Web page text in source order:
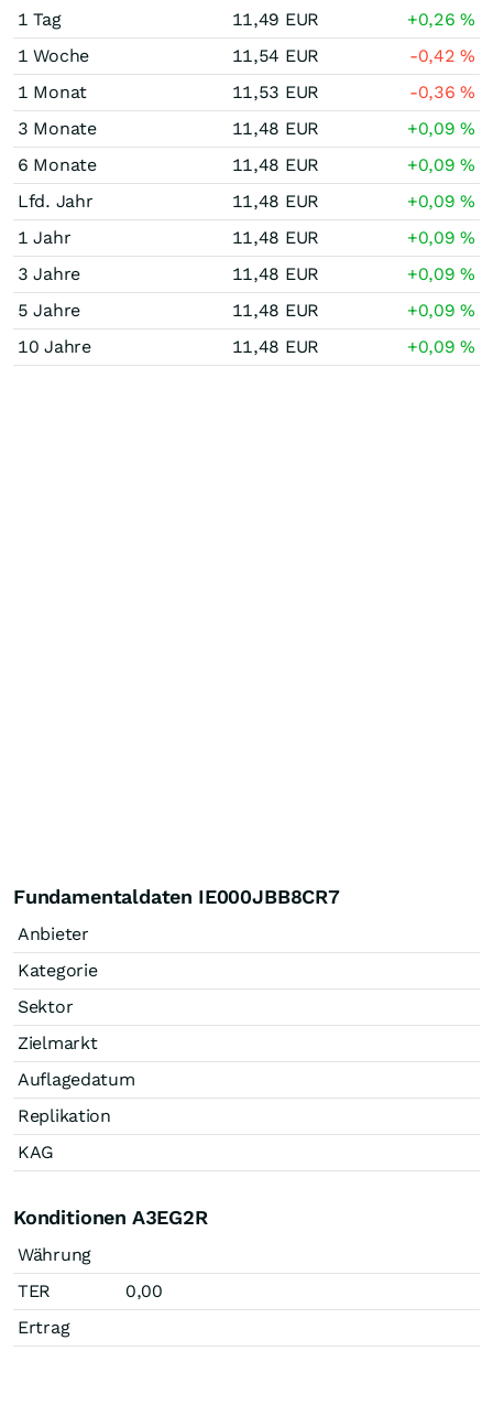
1 Tag 11,49 EUR +0,26%
1 Woche
11,54 EUR -0,42%
1 Monat
11,53 EUR -0,36%
3 Monate
11,48 EUR +0,09%
6 Monate
11,48 EUR +0,09%
Lfd. Jahr
11,48 EUR +0,09%
1 Jahr
11,48 EUR +0,09%
3 Jahre
11,48 EUR +0,09%
5 Jahre
11,48 EUR +0,09%
10 Jahre
11,48 EUR +0,09%
Fundamentaldaten IE000JBB8CR7
Anbieter
Kategorie
Sektor
Zielmarkt
Auflagedatum
Replikation
KAG
Konditionen A3EG2R
Währung
TER
0,00
Ertrag